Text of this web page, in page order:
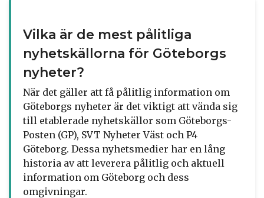
Vilka är de mest pålitliga
nyhetskällorna för Göteborgs
nyheter?
När det gäller att få pålitlig information om
Göteborgs nyheter är det viktigt att vända sig
till etablerade nyhetskällor som Göteborgs-
Posten (GP), SVT Nyheter Väst och P4
Göteborg. Dessa nyhetsmedier har en lång
historia av att leverera pålitlig och aktuell
information om Göteborg och dess
omgivningar.